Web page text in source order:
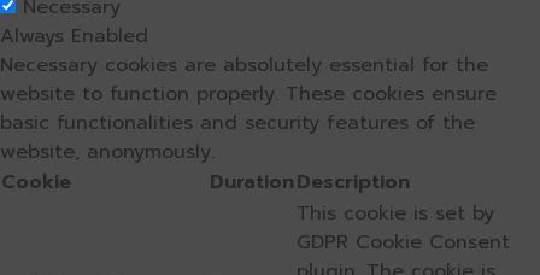
Necessary
Always Enabled
Necessary cookies are absolutely essential for the
website to function properly. These cookies ensure
basic functionalities and security features of the
website, anonymously.
Cookie
DurationDescription
This cookie is set by
GDPR Cookie Consent